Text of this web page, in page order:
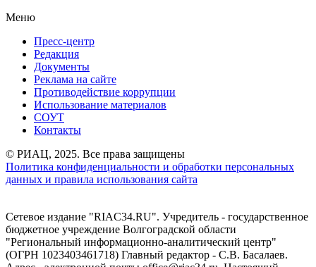
Меню
Пресс-центр
Редакция
Документы
Реклама на сайте
Противодействие коррупции
Использование материалов
СОУТ
Контакты
© РИАЦ, 2025. Все права защищены
Политика конфиденциальности и обработки персональных
данных и правила использования сайта
Сетевое издание "RIAC34.RU". Учредитель - государственное
бюджетное учреждение Волгоградской области
"Региональный информационно-аналитический центр"
(ОГРН 1023403461718) Главный редактор - С.В. Басалаев.